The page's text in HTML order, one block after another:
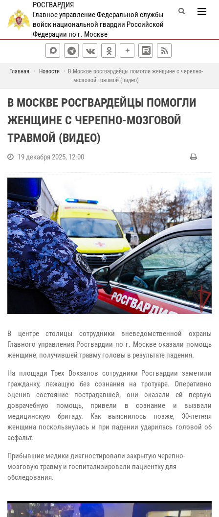
РОСГВАРДИЯ
Главное управление Федеральной службы
войск национальной гвардии Российской
Федерации по г. Москве
Главная Новости
В Москве росгвардейцы помогли женщине с черепно-
мозговой травмой (видео)
В МОСКВЕ РОСГВАРДЕЙЦЫ ПОМОГЛИ
ЖЕНЩИНЕ С ЧЕРЕПНО-МОЗГОВОЙ
ТРАВМОЙ (ВИДЕО)
19 декабря 2025, 12:00
В центре столицы сотрудники вневедомственной охраны
Главного управления Росгвардии по г. Москве оказали помощь
женщине, получившей травму головы в результате падения.
На площади Трех Вокзалов сотрудники Росгвардии заметили
гражданку, лежащую без сознания на тротуаре. Оперативно
оценив состояние пострадавшей, они оказали ей первую
доврачебную помощь, привели в сознание и вызвали
медицинскую бригаду. Как выяснилось позже, 30-летняя
женщина поскользнулась и при падении ударилась головой об
асфальт.
Прибывшие медики диагностировали закрытую черепно-
мозговую травму и госпитализировали пациентку для
обследования.